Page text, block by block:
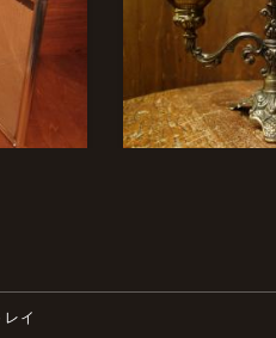
レイ